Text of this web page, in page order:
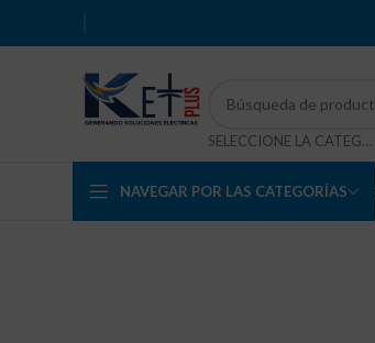
SELECCIONE LA CATEGORÍA
NAVEGAR POR LAS CATEGORÍAS